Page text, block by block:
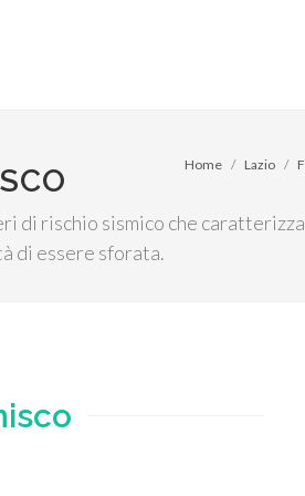
di rischio sismico che
di essere sforata.
Home Lazio